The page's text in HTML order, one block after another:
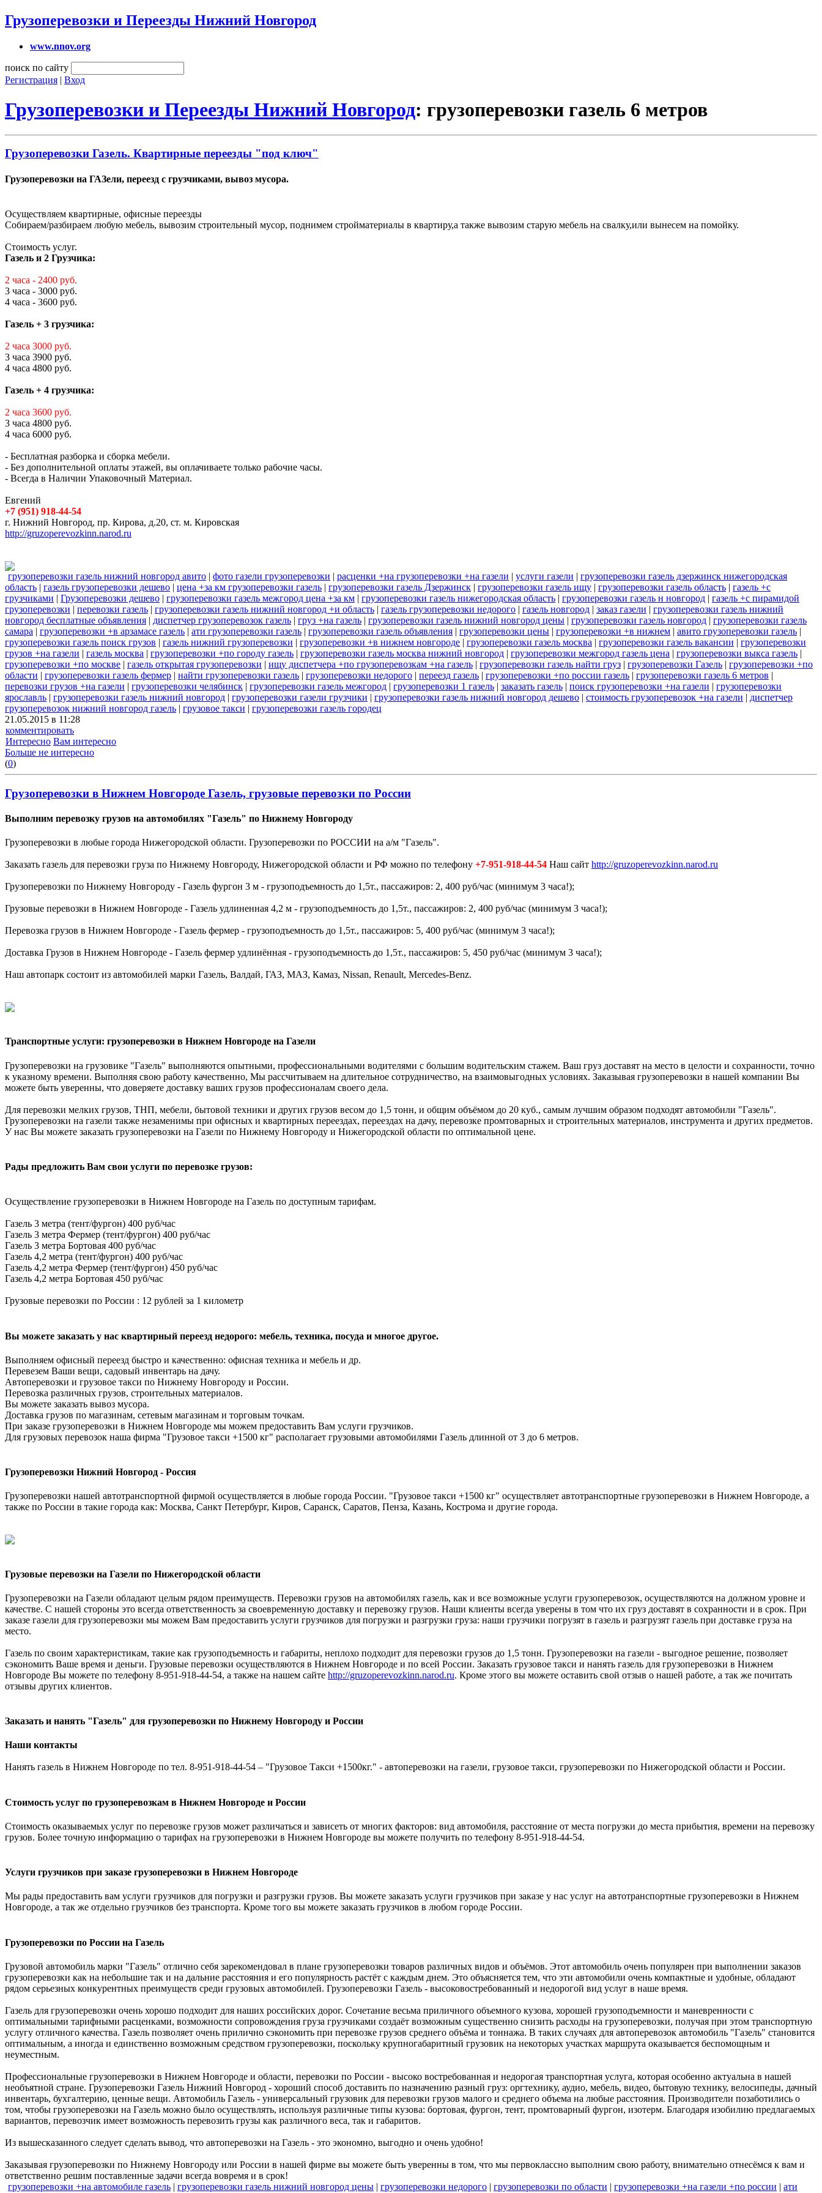
Грузоперевозки и Переезды Нижний Новгород
www.nnov.org
поиск по сайту
Регистрация | Вход
Грузоперевозки и Переезды Нижний Новгород: грузоперевозки газель 6 метров
Грузоперевозки Газель. Квартирные переезды "под ключ"
Грузоперевозки на ГАЗели, переезд с грузчиками, вывоз мусора.
Осуществляем квартирные, офисные переезды
Собираем/разбираем любую мебель, вывозим строительный мусор, поднимем стройматериалы в квартиру,а также вывозим старую мебель на свалку,или вынесем на помойку.
Стоимость услуг.
Газель и 2 Грузчика:
2 часа - 2400 руб.
3 часа - 3000 руб.
4 часа - 3600 руб.
Газель + 3 грузчика:
2 часа 3000 руб.
3 часа 3900 руб.
4 часа 4800 руб.
Газель + 4 грузчика:
2 часа 3600 руб.
3 часа 4800 руб.
4 часа 6000 руб.
- Бесплатная разборка и сборка мебели.
- Без дополнительной оплаты этажей, вы оплачиваете только рабочие часы.
- Всегда в Наличии Упаковочный Материал.
Евгений
+7 (951) 918-44-54
г. Нижний Новгород, пр. Кирова, д.20, ст. м. Кировская
http://gruzoperevozkinn.narod.ru
грузоперевозки газель нижний новгород авито | фото газели грузоперевозки | расценки +на грузоперевозки +на газели | услуги газели | грузоперевозки газель дзержинск нижегородская
область | газель грузоперевозки дешево | цена +за км грузоперевозки газель | грузоперевозки газель Дзержинск | грузоперевозки газель ищу | грузоперевозки газель область | газель +с
грузчиками | Грузоперевозки дешево | грузоперевозки газель межгород цена +за км | грузоперевозки газель нижегородская область | грузоперевозки газель н новгород | газель +с пирамидой
грузоперевозки | перевозки газель | грузоперевозки газель нижний новгород +и область | газель грузоперевозки недорого | газель новгород | заказ газели | грузоперевозки газель нижний
новгород бесплатные объявления | диспетчер грузоперевозок газель | груз +на газель | грузоперевозки газель нижний новгород цены | грузоперевозки газель новгород | грузоперевозки газель
самара | грузоперевозки +в арзамасе газель | ати грузоперевозки газель | грузоперевозки газель объявления | грузоперевозки цены | грузоперевозки +в нижнем | авито грузоперевозки газель |
грузоперевозки газель поиск грузов | газель нижний грузоперевозки | грузоперевозки +в нижнем новгороде | грузоперевозки газель москва | грузоперевозки газель вакансии | грузоперевозки
грузов +на газели | газель москва | грузоперевозки +по городу газель | грузоперевозки газель москва нижний новгород | грузоперевозки межгород газель цена | грузоперевозки выкса газель |
грузоперевозки +по москве | газель открытая грузоперевозки | ищу диспетчера +по грузоперевозкам +на газель | грузоперевозки газель найти груз | грузоперевозки Газель | грузоперевозки +по
области | грузоперевозки газель фермер | найти грузоперевозки газель | грузоперевозки недорого | переезд газель | грузоперевозки +по россии газель | грузоперевозки газель 6 метров |
перевозки грузов +на газели | грузоперевозки челябинск | грузоперевозки газель межгород | грузоперевозки 1 газель | заказать газель | поиск грузоперевозки +на газели | грузоперевозки
ярославль | грузоперевозки газель нижний новгород | грузоперевозки газели грузчики | грузоперевозки газель нижний новгород дешево | стоимость грузоперевозок +на газели | диспетчер
грузоперевозок нижний новгород газель | грузовое такси | грузоперевозки газель городец
21.05.2015 в 11:28
комментировать
Интересно Вам интересно
Больше не интересно
(0)
Грузоперевозки в Нижнем Новгороде Газель, грузовые перевозки по России
Выполним перевозку грузов на автомобилях "Газель" по Нижнему Новгороду
Грузоперевозки в любые города Нижегородской области. Грузоперевозки по РОССИИ на а/м "Газель".
Заказать газель для перевозки груза по Нижнему Новгороду, Нижегородской области и РФ можно по телефону +7-951-918-44-54 Наш сайт http://gruzoperevozkinn.narod.ru
Грузоперевозки по Нижнему Новгороду - Газель фургон 3 м - грузоподъемность до 1,5т., пассажиров: 2, 400 руб/час (минимум 3 часа!);
Грузовые перевозки в Нижнем Новгороде - Газель удлиненная 4,2 м - грузоподъемность до 1,5т., пассажиров: 2, 400 руб/час (минимум 3 часа!);
Перевозка грузов в Нижнем Новгороде - Газель фермер - грузоподъемность до 1,5т., пассажиров: 5, 400 руб/час (минимум 3 часа!);
Доставка Грузов в Нижнем Новгороде - Газель фермер удлинённая - грузоподъемность до 1,5т., пассажиров: 5, 450 руб/час (минимум 3 часа!);
Наш автопарк состоит из автомобилей марки Газель, Валдай, ГАЗ, МАЗ, Камаз, Nissan, Renault, Mercedes-Benz.
Транспортные услуги: грузоперевозки в Нижнем Новгороде на Газели
Грузоперевозки на грузовике "Газель" выполняются опытными, профессиональными водителями с большим водительским стажем. Ваш груз доставят на место в целости и сохранности, точно
к указному времени. Выполняя свою работу качественно, Мы рассчитываем на длительное сотрудничество, на взаимовыгодных условиях. Заказывая грузоперевозки в нашей компании Вы
можете быть уверенны, что доверяете доставку ваших грузов профессионалам своего дела.
Для перевозки мелких грузов, ТНП, мебели, бытовой техники и других грузов весом до 1,5 тонн, и общим объёмом до 20 куб., самым лучшим образом подходят автомобили "Газель".
Грузоперевозки на газели также незаменимы при офисных и квартирных переездах, переездах на дачу, перевозке промтоварных и строительных материалов, инструмента и других предметов.
У нас Вы можете заказать грузоперевозки на Газели по Нижнему Новгороду и Нижегородской области по оптимальной цене.
Рады предложить Вам свои услуги по перевозке грузов:
Осуществление грузоперевозки в Нижнем Новгороде на Газель по доступным тарифам.
Газель 3 метра (тент/фургон) 400 руб/час
Газель 3 метра Фермер (тент/фургон) 400 руб/час
Газель 3 метра Бортовая 400 руб/час
Газель 4,2 метра (тент/фургон) 400 руб/час
Газель 4,2 метра Фермер (тент/фургон) 450 руб/час
Газель 4,2 метра Бортовая 450 руб/час
Грузовые перевозки по России : 12 рублей за 1 километр
Вы можете заказать у нас квартирный переезд недорого: мебель, техника, посуда и многое другое.
Выполняем офисный переезд быстро и качественно: офисная техника и мебель и др.
Перевезем Ваши вещи, садовый инвентарь на дачу.
Автоперевозки и грузовое такси по Нижнему Новгороду и России.
Перевозка различных грузов, строительных материалов.
Вы можете заказать вывоз мусора.
Доставка грузов по магазинам, сетевым магазинам и торговым точкам.
При заказе грузоперевозки в Нижнем Новгороде мы можем предоставить Вам услуги грузчиков.
Для грузовых перевозок наша фирма "Грузовое такси +1500 кг" располагает грузовыми автомобилями Газель длинной от 3 до 6 метров.
Грузоперевозки Нижний Новгород - Россия
Грузоперевозки нашей автотранспортной фирмой осуществляется в любые города России. "Грузовое такси +1500 кг" осуществляет автотранспортные грузоперевозки в Нижнем Новгороде, а
также по России в такие города как: Москва, Санкт Петербург, Киров, Саранск, Саратов, Пенза, Казань, Кострома и другие города.
Грузовые перевозки на Газели по Нижегородской области
Грузоперевозки на Газели обладают целым рядом преимуществ. Перевозки грузов на автомобилях газель, как и все возможные услуги грузоперевозок, осуществляются на должном уровне и
качестве. С нашей стороны это всегда ответственность за своевременную доставку и перевозку грузов. Наши клиенты всегда уверены в том что их груз доставят в сохранности и в срок. При
заказе газели для грузоперевозки мы можем Вам предоставить услуги грузчиков для погрузки и разгрузки груза: наши грузчики погрузят в газель и разгрузят газель при доставке груза на
место.
Газель по своим характеристикам, такие как грузоподъемность и габариты, неплохо подходит для перевозки грузов до 1,5 тонн. Грузоперевозки на газели - выгодное решение, позволяет
сэкономить Ваше время и деньги. Грузовые перевозки осуществляются в Нижнем Новгороде и по всей России. Заказать грузовое такси и нанять газель для грузоперевозки в Нижнем
Новгороде Вы можете по телефону 8-951-918-44-54, а также на нашем сайте http://gruzoperevozkinn.narod.ru. Кроме этого вы можете оставить свой отзыв о нашей работе, а так же почитать
отзывы других клиентов.
Заказать и нанять "Газель" для грузоперевозки по Нижнему Новгороду и России
Наши контакты
Нанять газель в Нижнем Новгороде по тел. 8-951-918-44-54 – "Грузовое Такси +1500кг." - автоперевозки на газели, грузовое такси, грузоперевозки по Нижегородской области и России.
Стоимость услуг по грузоперевозкам в Нижнем Новгороде и России
Стоимость оказываемых услуг по перевозке грузов может различаться и зависеть от многих факторов: вид автомобиля, расстояние от места погрузки до места прибытия, времени на перевозку
грузов. Более точную информацию о тарифах на грузоперевозки в Нижнем Новгороде вы можете получить по телефону 8-951-918-44-54.
Услуги грузчиков при заказе грузоперевозки в Нижнем Новгороде
Мы рады предоставить вам услуги грузчиков для погрузки и разгрузки грузов. Вы можете заказать услуги грузчиков при заказе у нас услуг на автотранспортные грузоперевозки в Нижнем
Новгороде, а так же отдельно грузчиков без транспорта. Кроме того вы можете заказать грузчиков в любом городе России.
Грузоперевозки по России на Газель
Грузовой автомобиль марки "Газель" отлично себя зарекомендовал в плане грузоперевозки товаров различных видов и объёмов. Этот автомобиль очень популярен при выполнении заказов
грузоперевозки как на небольшие так и на дальние расстояния и его популярность растёт с каждым днем. Это объясняется тем, что эти автомобили очень компактные и удобные, обладают
рядом серьезных конкурентных преимуществ среди грузовых автомобилей. Грузоперевозки Газель - высоковостребованный и недорогой вид услуг в наше время.
Газель для грузоперевозки очень хорошо подходит для наших российских дорог. Сочетание весьма приличного объемного кузова, хорошей грузоподъемности и маневренности с
оптимальными тарифными расценками, возможности сопровождения груза грузчиками создаёт возможным существенно снизить расходы на грузоперевозки, получая при этом транспортную
услугу отличного качества. Газель позволяет очень прилично сэкономить при перевозке грузов среднего объёма и тоннажа. В таких случаях для автоперевозок автомобиль "Газель" становится
оптимальным, а иногда и единственно возможным средством грузоперевозки, поскольку крупногабаритный грузовик на некоторых участках маршрута оказывается беспомощным и
неуместным.
Профессиональные грузоперевозки в Нижнем Новгороде и области, перевозки по России - высоко востребованная и недорогая транспортная услуга, которая особенно актуальна в нашей
необъятной стране. Грузоперевозки Газель Нижний Новгород - хороший способ доставить по назначению разный груз: оргтехнику, аудио, мебель, видео, бытовую технику, велосипеды, дачный
инвентарь, бухгалтерию, ценные вещи. Автомобиль Газель - универсальный грузовик для перевозки грузов малого и среднего объема на любые расстояния. Производители позаботились о
том, чтобы грузоперевозки на Газель можно было осуществлять, используя различные типы кузова: бортовая, фургон, тент, промтоварный фургон, изотерм. Благодаря изобилию предлагаемых
вариантов, перевозчик имеет возможность перевозить грузы как различного веса, так и габаритов.
Из вышесказанного следует сделать вывод, что автоперевозки на Газель - это экономно, выгодно и очень удобно!
Заказывая грузоперевозки по Нижнему Новгороду или России в нашей фирме вы можете быть уверенны в том, что мы первоклассно выполним свою работу, внимательно отнесёмся к вам и
ответственно решим поставленные задачи всегда вовремя и в срок!
грузоперевозки +на автомобиле газель | грузоперевозки газель нижний новгород цены | грузоперевозки недорого | грузоперевозки по области | грузоперевозки +на газели +по россии | ати